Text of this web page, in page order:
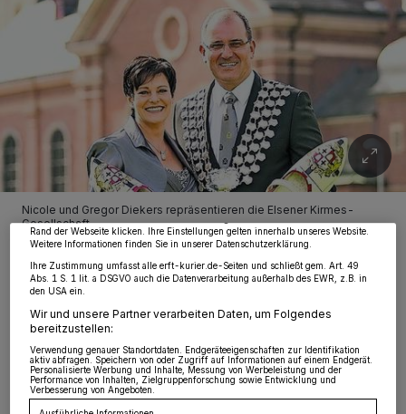
Nicole und Gregor Diekers repräsentieren die Elsener Kirmes-
Gesellschaft.
Von Gerhard Müller
eshalb wird er als neu gewählter Vize-
Wir und unsere
-Partner speichern und greifen auf personenbezogene Daten
wie Browserdaten oder eindeutige Kennungen auf Ihrem Gerät zu. Durch Auswahl
von OK aktivieren Sie Tracking-Technologien für die unter „Wir und unsere
Partner verarbeiten Daten, um Ihnen Dienste bereitzustellen“ aufgeführten
Zwecke. Wenn Tracker deaktiviert sind, sind manche Inhalte und Anzeigen
möglicherweise nicht mehr so relevant für Sie. Sie können dieses Menü jederzeit
wieder aufrufen, um Ihre Einstellungen zu ändern oder Ihre Einwilligung zu
widerrufen, indem Sie auf den Link Einstellungen oder Ablehnen am unteren
Rand der Webseite klicken. Ihre Einstellungen gelten innerhalb unseres Website.
Weitere Informationen finden Sie in unserer Datenschutzerklärung.
Ihre Zustimmung umfasst alle erft-kurier.de-Seiten und schließt gem. Art. 49
Abs. 1 S. 1 lit. a DSGVO auch die Datenverarbeitung außerhalb des EWR, z.B. in
den USA ein.
Wir und unsere Partner verarbeiten Daten, um Folgendes
bereitzustellen:
Verwendung genauer Standortdaten. Endgeräteeigenschaften zur Identifikation
aktiv abfragen. Speichern von oder Zugriff auf Informationen auf einem Endgerät.
Personalisierte Werbung und Inhalte, Messung von Werbeleistung und der
Performance von Inhalten, Zielgruppenforschung sowie Entwicklung und
Verbesserung von Angeboten.